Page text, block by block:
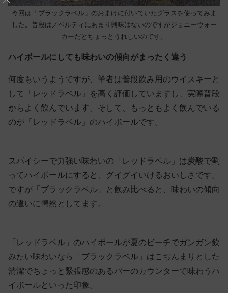
今回は「ブラックラベル」のおまけに付いていたグラスを使ってみま
した。普段はノベルティにあまり興味はないのですがジョニーウォー
カーだとちょっとうれしいのです。
ハイボールにしても味わいの傾向がまったく違う
何度もいうようですが、筆者は普段飲み用のウイスキーと
して「レッドラベル」を高く評価していますし、実際普段
からよく飲んでいます。そして、もっともよく飲んでいる
のが「レッドラベル」のハイボールです。
スパイシーで力強い味わいの「レッドラベル」は炭酸で割
ってハイボールにすると、グイグイいけるおいしさです。
ですが「ブラックラベル」と飲み比べると、味わいの傾向
の違いに愕然としてます。
「レッドラベル」のハイボールが夏のビーチでガンガン飲
みたい味わいなら「ブラックラベル」はこぢんまりとした
清潔でちょっと緊張感のあるバーのカウンターで味わうハ
イボールといった印象。